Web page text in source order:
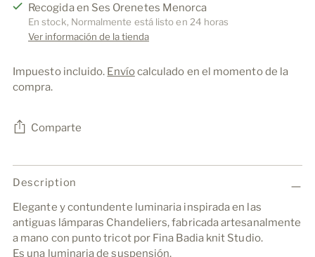
Recogida en Ses Orenetes Menorca
En stock, Normalmente está listo en 24 horas
Ver información de la tienda
Impuesto incluido. Envíocalculado en el momento de la
compra.
Comparte
Añadir
un
a
la
cesta
Description
Elegante y contundente luminaria inspirada en las
antiguas lámparas Chandeliers, fabricada artesanalmente
a mano con punto tricot por Fina Badia knit Studio.
Es una luminaria de suspensión.